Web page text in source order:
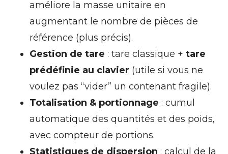
améliore la masse unitaire en
augmentant le nombre de pièces de
référence (plus précis).
Gestion de tare : tare classique + tare
prédéfinie au clavier (utile si vous ne
voulez pas “vider” un contenant fragile).
Totalisation & portionnage : cumul
automatique des quantités et des poids,
avec compteur de portions.
Statistiques de dispersion : calcul de la